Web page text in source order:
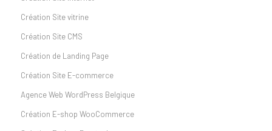
Création Site vitrine
Création Site CMS
Création de Landing Page
Création Site E-commerce
Agence Web WordPress Belgique
Création E-shop WooCommerce